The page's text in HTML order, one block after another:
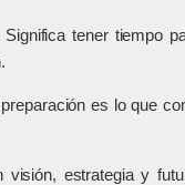
tener tiempo
es lo que
estrategia y